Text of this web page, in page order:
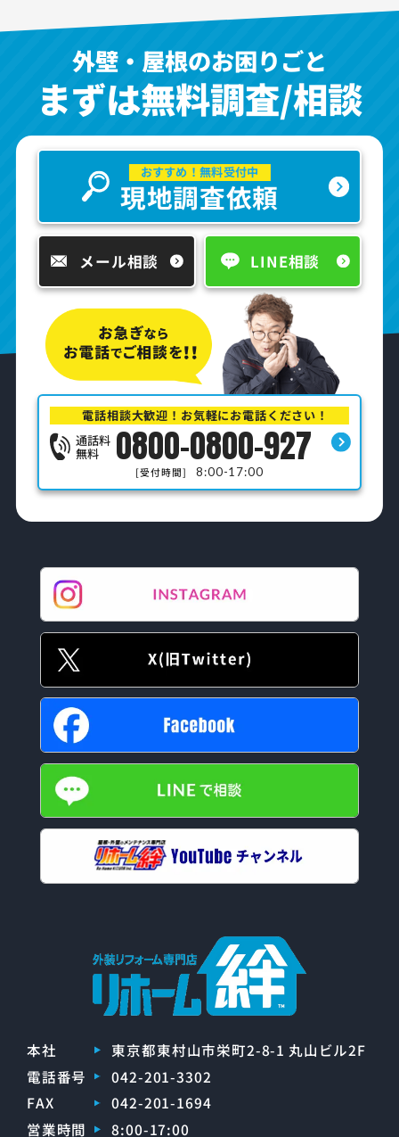
外壁・屋根のお困りごと
まずは無料調査/相談
おすすめ！無料受付中
現地調査依頼
メール相談 LINE相談
電話相談大歓迎！お気軽にお電話ください！
通話料
無料 0800-0800-927
[受付時間] 8:00-17:00
本社
東京都東村山市栄町2-8-1 丸山ビル2F
電話番号
042-201-3302
FAX
042-201-1694
営業時間
8:00-17:00